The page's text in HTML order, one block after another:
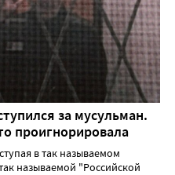
за мусульман.
проигнорировала
в так называемом
называемой "Российской